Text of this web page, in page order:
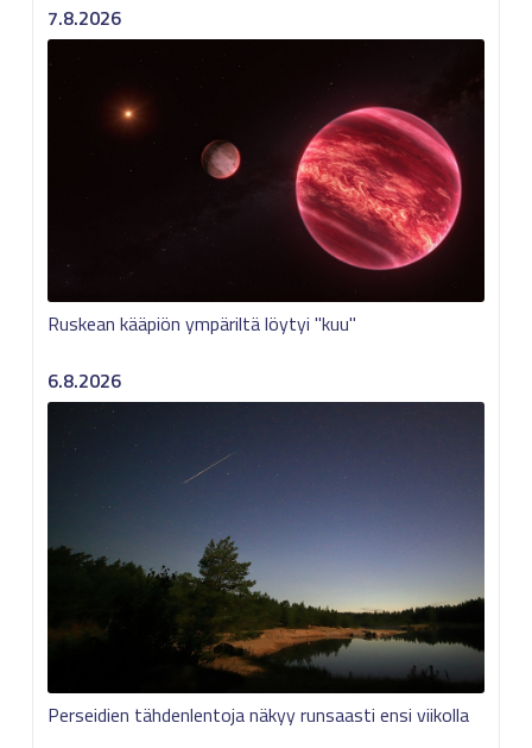
7.8.2026
Ruskean kääpiön ympäriltä löytyi "kuu"
6.8.2026
Perseidien tähdenlentoja näkyy runsaasti ensi viikolla